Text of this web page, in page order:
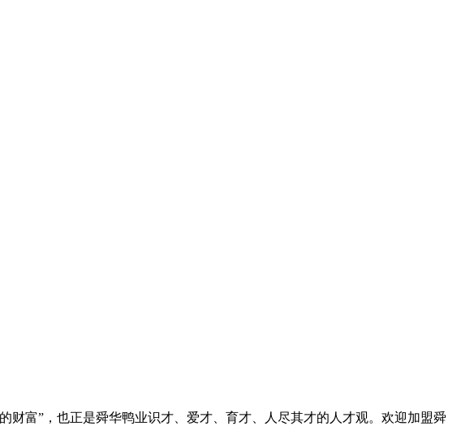
富”，也正是舜华鸭业识才、爱才、育才、人尽其才的人才观。欢迎加盟舜